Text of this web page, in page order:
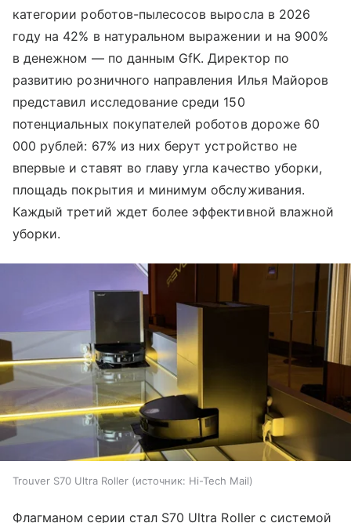
категории роботов-пылесосов выросла в 2026
году на 42% в натуральном выражении и на 900%
в денежном — по данным GfK. Директор по
развитию розничного направления Илья Майоров
представил исследование среди 150
потенциальных покупателей роботов дороже 60
000 рублей: 67% из них берут устройство не
впервые и ставят во главу угла качество уборки,
площадь покрытия и минимум обслуживания.
Каждый третий ждет более эффективной влажной
уборки.
Trouver S70 Ultra Roller источник: Hi-Tech Mail
Флагманом серии стал S70 Ultra Roller с системой